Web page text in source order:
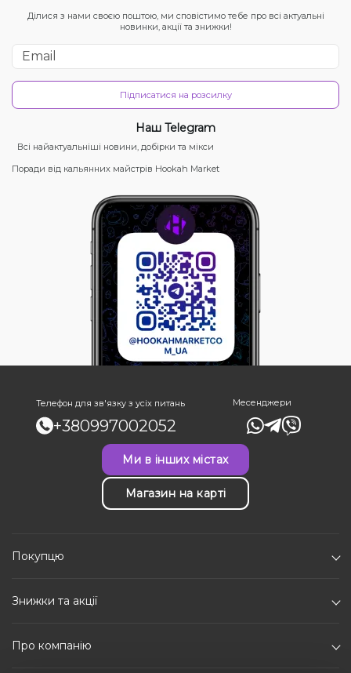
Ділися з нами своєю поштою, ми сповістимо тебе про всі актуальні
новинки, акції та знижки!
Підписатися на розсилку
Наш Telegram
Всі найактуальніші новини, добірки та мікси
Поради від кальянних майстрів Hookah Market
Телефон для зв'язку з усіх питань
+380997002052
Месенджери
Ми в інших містах
Магазин на карті
Покупцю
Знижки та акції
Про компанію